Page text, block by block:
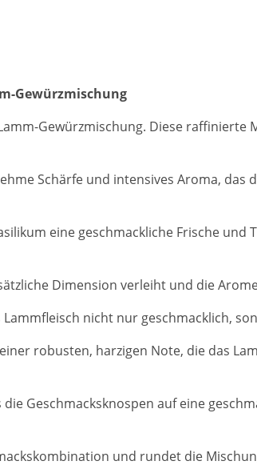
Gewürzmischung
Gewürzmischung. Diese raffinierte
Schärfe und intensives Aroma, das
eine geschmackliche Frische und
Dimension verleiht und die
nicht nur geschmacklich,
robusten, harzigen Note, die das
Geschmacksknospen auf eine
und rundet die